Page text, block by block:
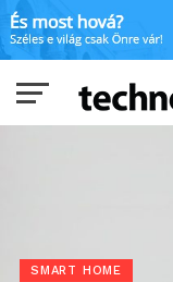
SMART HOME